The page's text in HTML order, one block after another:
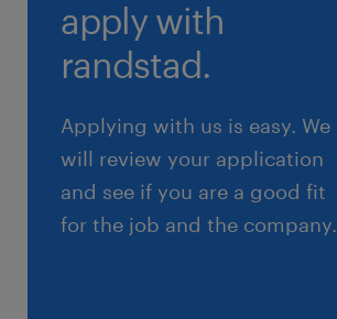
※上限4万円／月まで実費支給
apply with
randstad.
Applying with us is easy. We
will review your application
and see if you are a good fit
for the job and the company.